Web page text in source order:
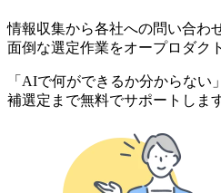
情報収集から各社への問い合わ
面倒な選定作業をオープロダク
「AIで何ができるか分からな
補選定まで無料でサポートします